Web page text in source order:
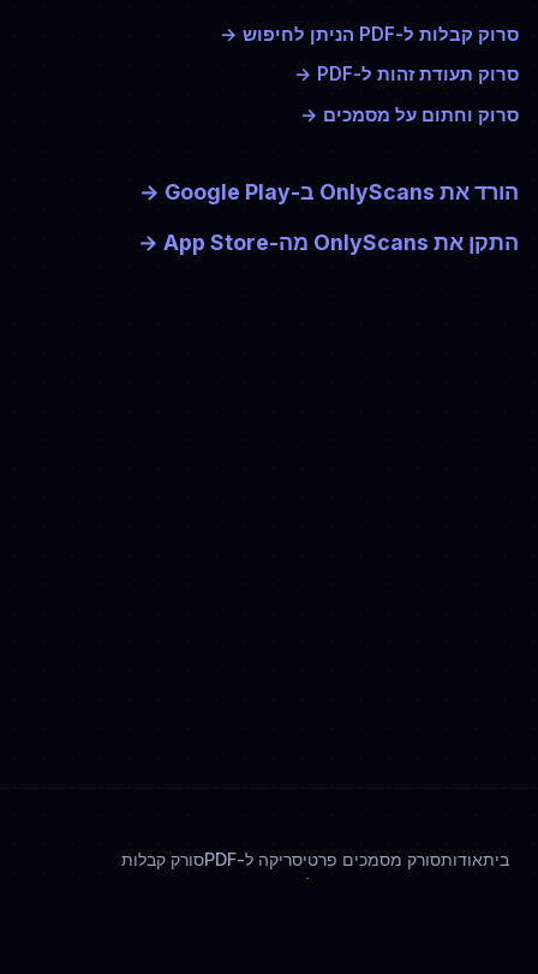
סרוק קבלות ל-PDF הניתן לחיפוש
→
סרוק תעודת זהות ל-PDF
→
סרוק וחתום על מסמכים →
הורד את OnlyScans ב-Google Play
→
התקן את OnlyScans מה-App Store
→
ביתאודותסורק מסמכים פרטיסריקה ל-PDF
סורק קבלות
חתימה על מסמכים